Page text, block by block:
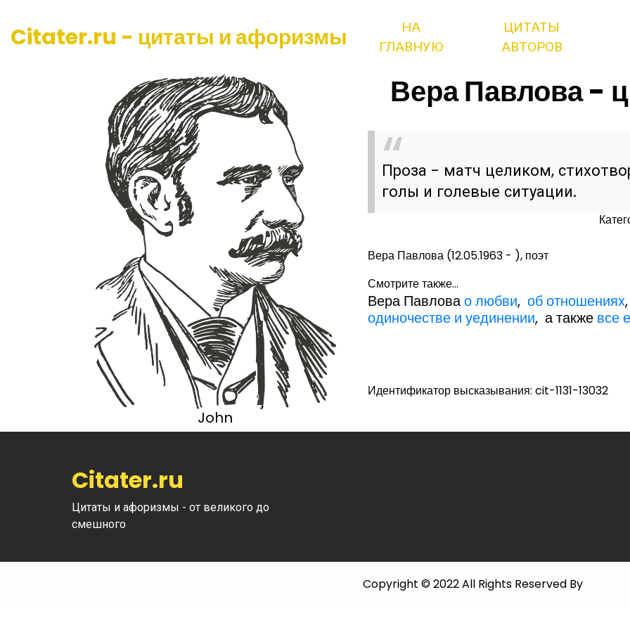
Citater.ru - цитаты и афоризмы
НА
ГЛАВНУЮ
ЦИТАТЫ
АВТОРОВ
John
Вера Павлова -
Проза - матч целиком,
голы и голевые ситуации.
Вера Павлова (12.05.1963 - ), поэт
Смотрите также...
Вера Павловао любви,об отношениях
одиночестве и уединении, а также все
Идентификатор высказывания: cit-1131-13032
Citater.ru
Цитаты и афоризмы - от великого до
смешного
Copyright © 2022 All Rights Reserved By